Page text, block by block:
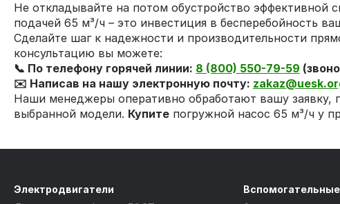
Не откладывайте на потом обустройство
подачей 65 м³/ч – это инвестиция в бесперебойность
Сделайте шаг к надежности и производительности
консультацию вы можете:
📞 По телефону горячей линии: 8 (800) 550-79-59
✉️ Написав на нашу электронную почту:
Наши менеджеры оперативно обработают вашу заявку,
выбранной модели. Купите погружной насос 65 м³/ч у
Электродвигатели